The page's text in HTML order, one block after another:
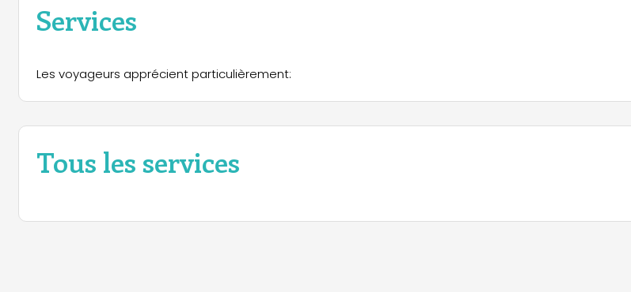
Services
Les voyageurs apprécient particulièrement:
Tous les services